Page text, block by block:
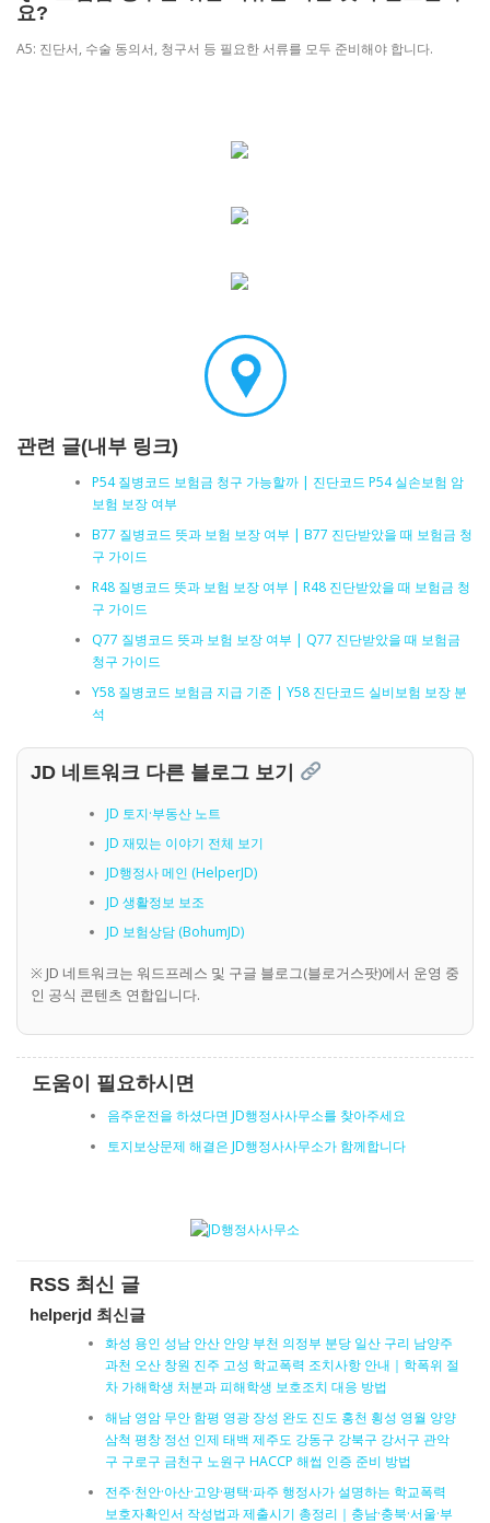
요?
A5: 진단서, 수술 동의서, 청구서 등 필요한 서류를 모두 준비해야 합니다.
관련 글(내부 링크)
P54 질병코드 보험금 청구 가능할까 | 진단코드 P54 실손보험 암
보험 보장 여부
B77 질병코드 뜻과 보험 보장 여부 | B77 진단받았을 때 보험금 청
구 가이드
R48 질병코드 뜻과 보험 보장 여부 | R48 진단받았을 때 보험금 청
구 가이드
Q77 질병코드 뜻과 보험 보장 여부 | Q77 진단받았을 때 보험금
청구 가이드
Y58 질병코드 보험금 지급 기준 | Y58 진단코드 실비보험 보장 분
석
JD 네트워크 다른 블로그 보기
JD 토지·부동산 노트
JD 재밌는 이야기 전체 보기
JD행정사 메인 (HelperJD)
JD 생활정보 보조
JD 보험상담 (BohumJD)
※ JD 네트워크는 워드프레스 및 구글 블로그(블로거스팟)에서 운영 중
인 공식 콘텐츠 연합입니다.
도움이 필요하시면
음주운전을 하셨다면 JD행정사사무소를 찾아주세요
토지보상문제 해결은 JD행정사사무소가 함께합니다
RSS 최신 글
helperjd 최신글
화성 용인 성남 안산 안양 부천 의정부 분당 일산 구리 남양주
과천 오산 창원 진주 고성 학교폭력 조치사항 안내｜학폭위 절
차 가해학생 처분과 피해학생 보호조치 대응 방법
해남 영암 무안 함평 영광 장성 완도 진도 홍천 횡성 영월 양양
삼척 평창 정선 인제 태백 제주도 강동구 강북구 강서구 관악
구 구로구 금천구 노원구 HACCP 해썹 인증 준비 방법
전주·천안·아산·고양·평택·파주 행정사가 설명하는 학교폭력
보호자확인서 작성법과 제출시기 총정리｜충남·충북·서울·부